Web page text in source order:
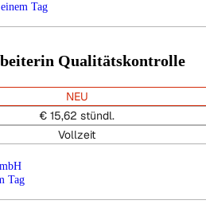
einem Tag
Qualitätskontrolle
NEU
€ 15,62 stündl.
Vollzeit
Tag